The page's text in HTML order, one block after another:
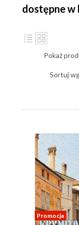
dostępne w
Pokaż
Sortuj
Promocja